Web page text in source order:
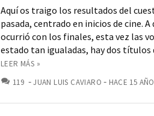
Aquí os traigo los resultados del
pasada, centrado en inicios de cine.
ocurrió con los finales, esta vez las
estado tan igualadas, hay dos títulos
LEER MÁS »
119 COMENTARIOS
JUAN LUIS CAVIARO HACE 15